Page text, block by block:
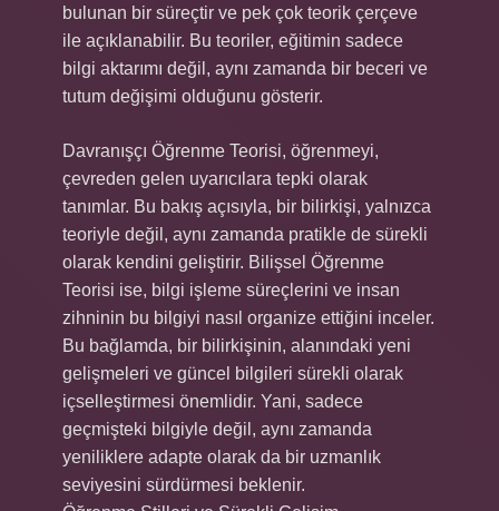
bulunan bir süreçtir ve pek çok teorik çerçeve
ile açıklanabilir. Bu teoriler, eğitimin sadece
bilgi aktarımı değil, aynı zamanda bir beceri ve
tutum değişimi olduğunu gösterir.
Davranışçı Öğrenme Teorisi, öğrenmeyi,
çevreden gelen uyarıcılara tepki olarak
tanımlar. Bu bakış açısıyla, bir bilirkişi, yalnızca
teoriyle değil, aynı zamanda pratikle de sürekli
olarak kendini geliştirir. Bilişsel Öğrenme
Teorisi ise, bilgi işleme süreçlerini ve insan
zihninin bu bilgiyi nasıl organize ettiğini inceler.
Bu bağlamda, bir bilirkişinin, alanındaki yeni
gelişmeleri ve güncel bilgileri sürekli olarak
içselleştirmesi önemlidir. Yani, sadece
geçmişteki bilgiyle değil, aynı zamanda
yeniliklere adapte olarak da bir uzmanlık
seviyesini sürdürmesi beklenir.